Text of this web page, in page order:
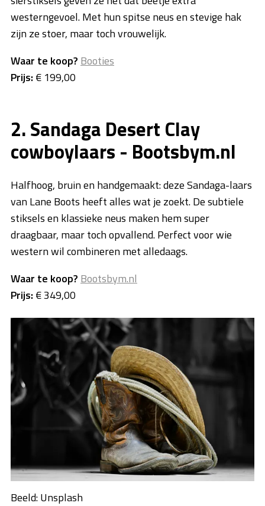
westerngevoel. Met hun spitse neus en stevige hak
zijn ze stoer, maar toch vrouwelijk.
Waar te koop? Booties
Prijs: € 199,00
2. Sandaga Desert Clay
cowboylaars - Bootsbym.nl
Halfhoog, bruin en handgemaakt: deze Sandaga-laars
van Lane Boots heeft alles wat je zoekt. De subtiele
stiksels en klassieke neus maken hem super
draagbaar, maar toch opvallend. Perfect voor wie
western wil combineren met alledaags.
Waar te koop? Bootsbym.nl
Prijs: € 349,00
Beeld: Unsplash